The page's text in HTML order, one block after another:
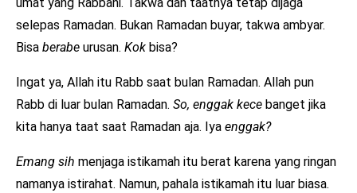
selepas Ramadan. Bukan Ramadan buyar, takwa ambyar.
Bisa berabe urusan. Kok bisa?
Ingat ya, Allah itu Rabb saat bulan Ramadan. Allah pun
Rabb di luar bulan Ramadan. So, enggak kece banget jika
kita hanya taat saat Ramadan aja. Iya enggak?
Emang sih menjaga istikamah itu berat karena yang ringan
namanya istirahat. Namun, pahala istikamah itu luar biasa.